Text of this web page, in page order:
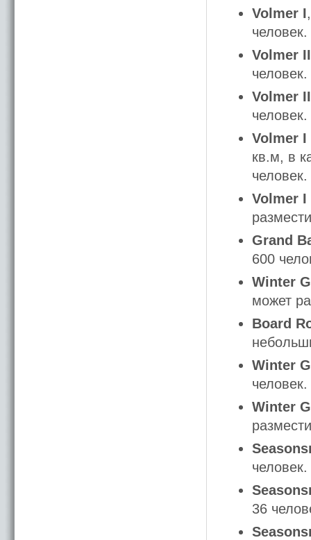
Volmer I
человек.
Volmer II
человек.
Volmer
человек.
Volmer I
кв.м, в
человек.
Volmer I
Grand
600
Winter
может
Board
Winter
человек.
Winter
человек.
36